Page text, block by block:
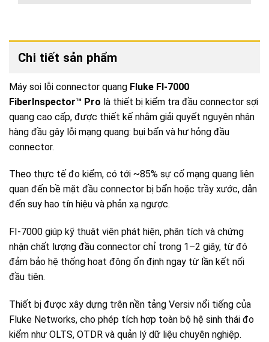
Chi tiết sản phẩm
Máy soi lỗi connector quang Fluke FI-7000
FiberInspector™ Pro là thiết bị kiểm tra đầu connector sợi
quang cao cấp, được thiết kế nhằm giải quyết nguyên nhân
hàng đầu gây lỗi mạng quang: bụi bẩn và hư hỏng đầu
connector.
Theo thực tế đo kiểm, có tới ~85% sự cố mạng quang liên
quan đến bề mặt đầu connector bị bẩn hoặc trầy xước, dẫn
đến suy hao tín hiệu và phản xạ ngược.
FI-7000 giúp kỹ thuật viên phát hiện, phân tích và chứng
nhận chất lượng đầu connector chỉ trong 1–2 giây, từ đó
đảm bảo hệ thống hoạt động ổn định ngay từ lần kết nối
đầu tiên.
Thiết bị được xây dựng trên nền tảng Versiv nổi tiếng của
Fluke Networks, cho phép tích hợp toàn bộ hệ sinh thái đo
kiểm như OLTS, OTDR và quản lý dữ liệu chuyên nghiệp.